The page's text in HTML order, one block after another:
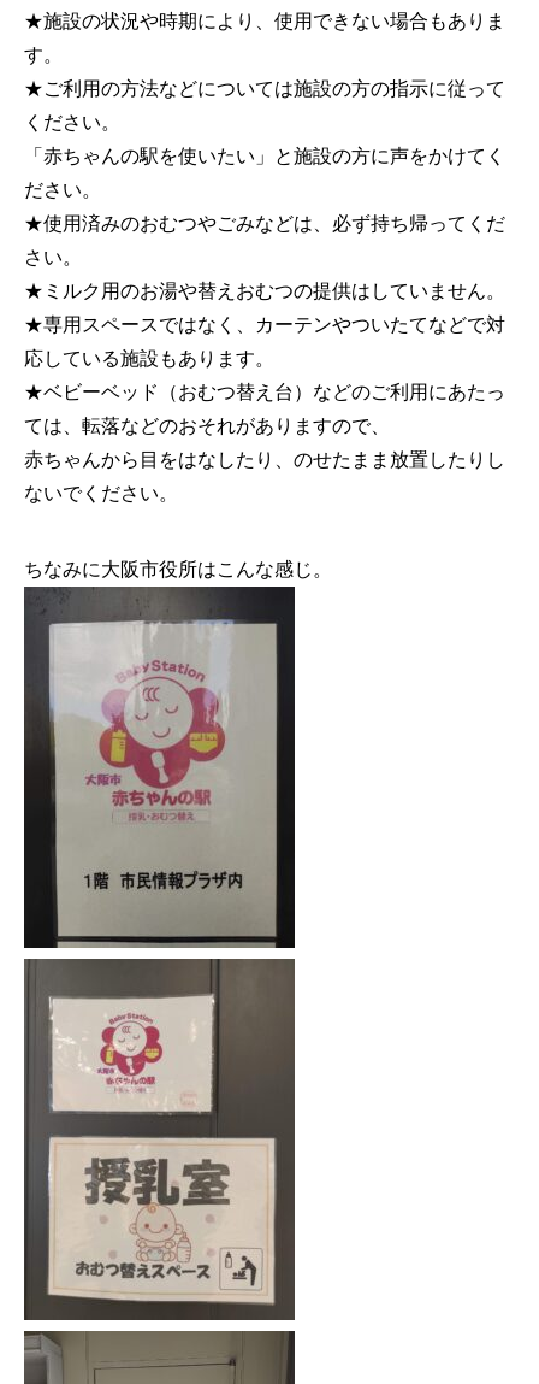
★施設の状況や時期により、使用できない場合もありま
す。
★ご利用の方法などについては施設の方の指示に従って
ください。
「赤ちゃんの駅を使いたい」と施設の方に声をかけてく
ださい。
★使用済みのおむつやごみなどは、必ず持ち帰ってくだ
さい。
★ミルク用のお湯や替えおむつの提供はしていません。
★専用スペースではなく、カーテンやついたてなどで対
応している施設もあります。
★ベビーベッド（おむつ替え台）などのご利用にあたっ
ては、転落などのおそれがありますので、
赤ちゃんから目をはなしたり、のせたまま放置したりし
ないでください。
ちなみに大阪市役所はこんな感じ。